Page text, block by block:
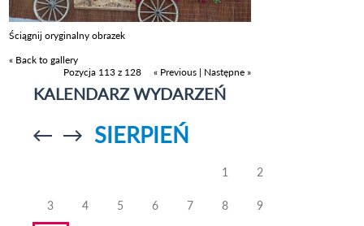
Ściągnij oryginalny obrazek
« Back to gallery
Pozycja 113 z 128
« Previous | Następne »
KALENDARZ WYDARZEŃ
Przejdź doPrzejdź do
SIERPIEŃ
1 2
3 4 5 6 7 8 9